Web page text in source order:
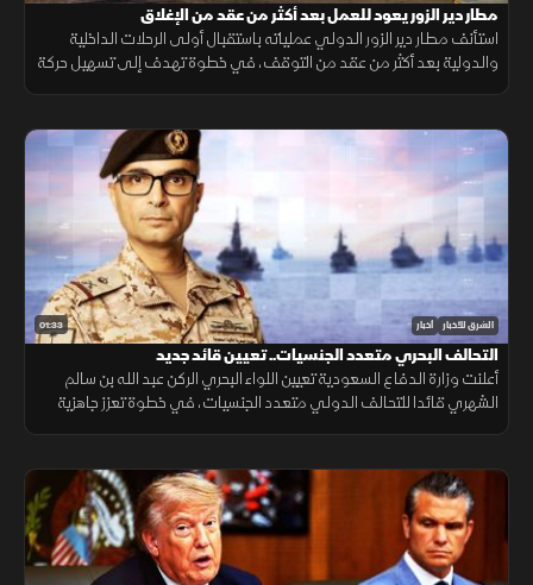
مطار دير الزور يعود للعمل بعد أكثر من عقد من الإغلاق
استأنف مطار دير الزور الدولي عملياته باستقبال أولى الرحلات الداخلية
والدولية بعد أكثر من عقد من التوقف، في خطوة تهدف إلى تسهيل حركة
01:33 الشرق للأخبار أخبار
التحالف البحري متعدد الجنسيات.. تعيين قائد جديد
أعلنت وزارة الدفاع السعودية تعيين اللواء البحري الركن عبد الله بن سالم
الشهري قائدا للتحالف الدولي متعدد الجنسيات، في خطوة تعزز جاهزية